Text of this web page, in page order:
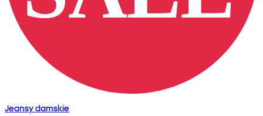
Jeansy damskie